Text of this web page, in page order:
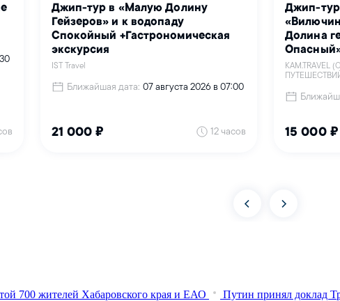
700 жителей Хабаровского края и ЕАО
Путин принял доклад